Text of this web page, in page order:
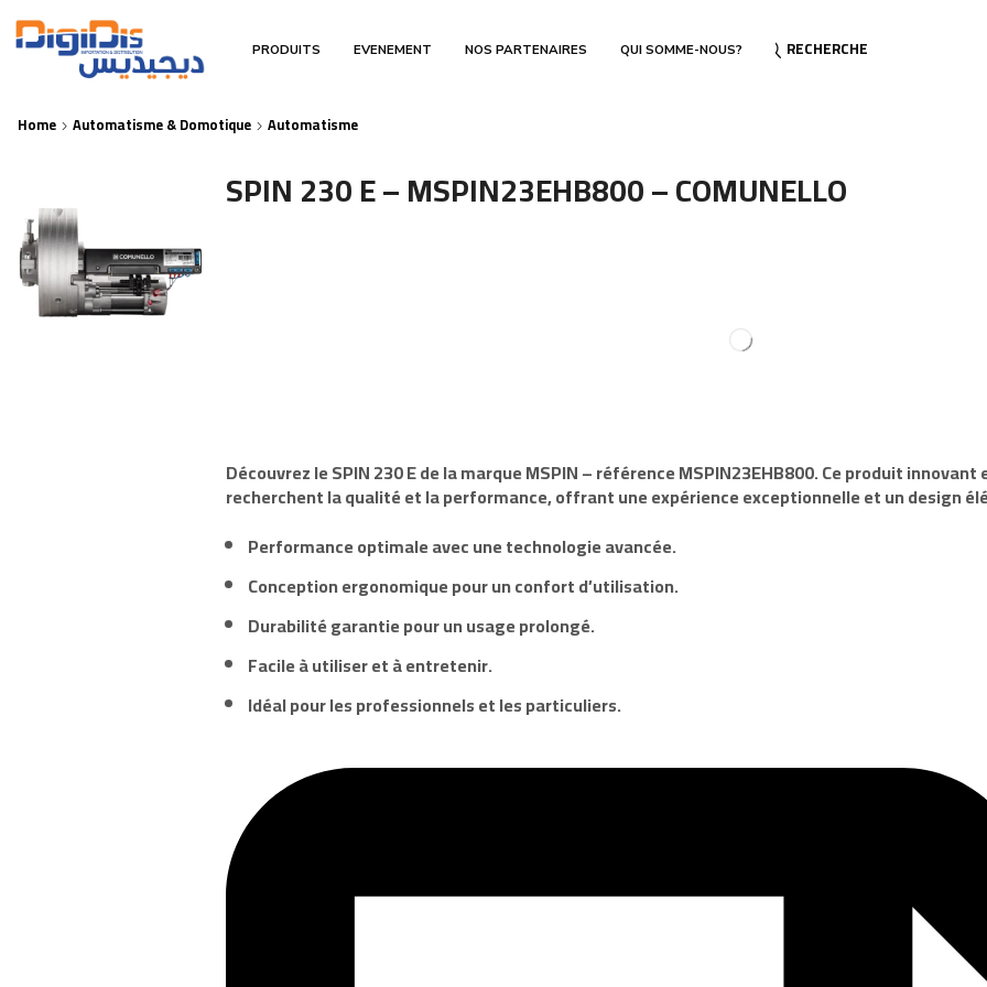
PRODUITS EVENEMENT NOS PARTENAIRES QUI SOMME-NOUS? RECHERCHE
Home Automatisme & Domotique Automatisme
SPIN 230 E – MSPIN23EHB800 – COMUNELLO
Découvrez leSPIN 230 Ede la marqueMSPIN– référenceMSPIN23EHB800. Ce produit
recherchent la qualité et la performance, offrant une expérience exceptionnelle et un design
Performance optimale avec une technologie avancée.
Conception ergonomique pour un confort d’utilisation.
Durabilité garantie pour un usage prolongé.
Facile à utiliser et à entretenir.
Idéal pour les professionnels et les particuliers.